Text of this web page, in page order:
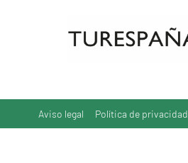
Aviso legal Política de privacidad